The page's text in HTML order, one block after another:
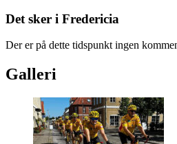
Det sker i Fredericia
Der er på dette tidspunkt ingen
Galleri